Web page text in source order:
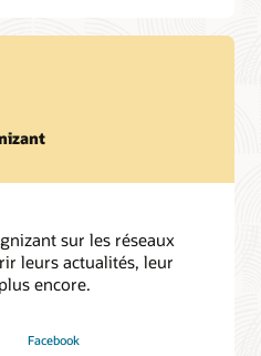
sur les réseaux
leurs actualités, leur
encore.
Facebook